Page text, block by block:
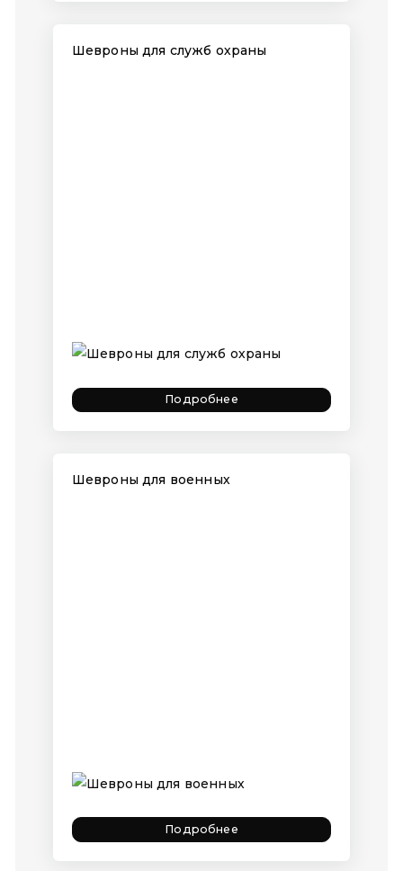
Шевроны для служб охраны
Подробнее
Шевроны для военных
Подробнее